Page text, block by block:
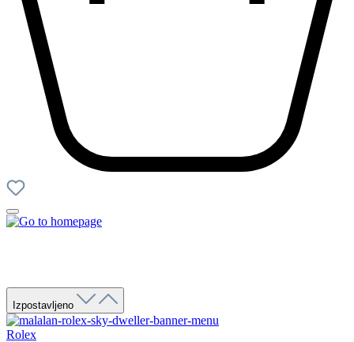
Izpostavljeno
Rolex